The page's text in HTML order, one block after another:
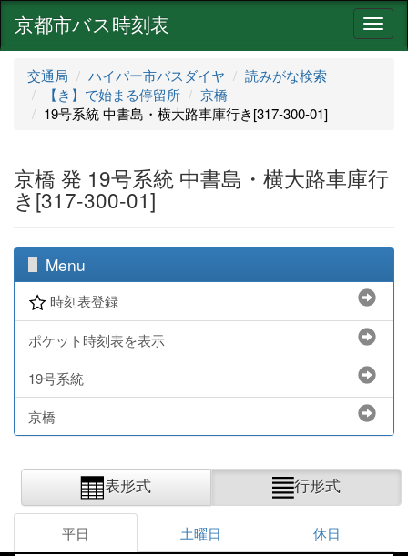
ナ
ビ
京都市バス時刻表
交通局 ハイパー市バスダイヤ
読みがな検索
【き】で始まる停留所
京橋
19号系統 中書島・横大路車庫行き[317-300-01]
京橋 発 19号系統 中書島・横大路車庫行
き[317-300-01]
Menu
時刻表登録
ポケット時刻表を表示
19号系統
京橋
表形式 行形式
平日 土曜日 休日